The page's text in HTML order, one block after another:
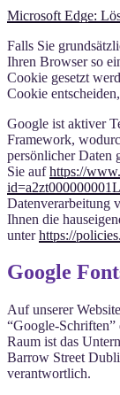
Microsoft Edge:
Falls Sie
Ihren Browser so
Cookie gesetzt
Cookie
Google ist aktiver
Framework,
persönlicher Daten
Sie aufhttps://
Datenverarbeitung
Ihnen die
unterhttps://
Google
Auf unserer
“Google-Schriften”
Raum ist das
Barrow Street
verantwortlich.